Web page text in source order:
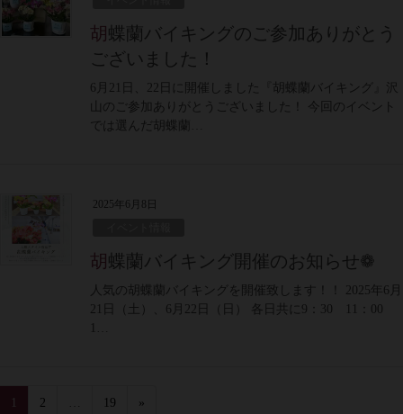
胡蝶蘭バイキングのご参加ありがとう
ございました！
6月21日、22日に開催しました『胡蝶蘭バイキング』沢
山のご参加ありがとうございました！ 今回のイベント
では選んだ胡蝶蘭…
2025年6月8日
胡蝶蘭バイキング開催のお知らせ❁
人気の胡蝶蘭バイキングを開催致します！！ 2025年6月
21日（土）、6月22日（日） 各日共に9：30 11：00
2 … 19 »